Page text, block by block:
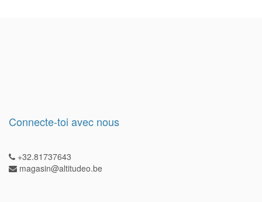
Connecte-toi avec nous
+32.81737643
magasin@altitudeo.be